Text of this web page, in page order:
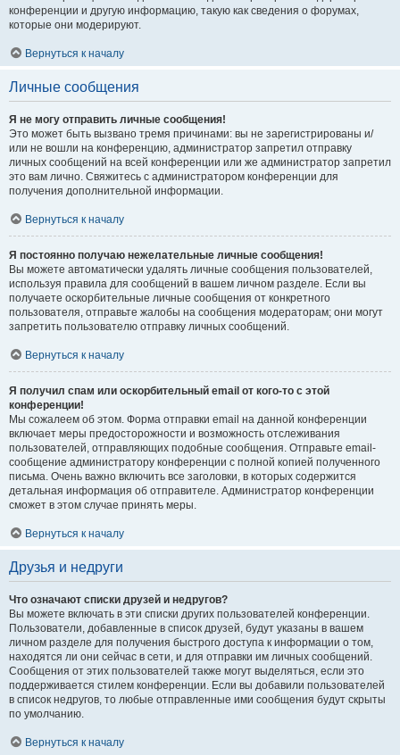
конференции и другую информацию, такую как сведения о форумах,
которые они модерируют.
Вернуться к началу
Личные сообщения
Я не могу отправить личные сообщения!
Это может быть вызвано тремя причинами: вы не зарегистрированы и/
или не вошли на конференцию, администратор запретил отправку
личных сообщений на всей конференции или же администратор запретил
это вам лично. Свяжитесь с администратором конференции для
получения дополнительной информации.
Вернуться к началу
Я постоянно получаю нежелательные личные сообщения!
Вы можете автоматически удалять личные сообщения пользователей,
используя правила для сообщений в вашем личном разделе. Если вы
получаете оскорбительные личные сообщения от конкретного
пользователя, отправьте жалобы на сообщения модераторам; они могут
запретить пользователю отправку личных сообщений.
Вернуться к началу
Я получил спам или оскорбительный email от кого-то с этой
конференции!
Мы сожалеем об этом. Форма отправки email на данной конференции
включает меры предосторожности и возможность отслеживания
пользователей, отправляющих подобные сообщения. Отправьте email-
сообщение администратору конференции с полной копией полученного
письма. Очень важно включить все заголовки, в которых содержится
детальная информация об отправителе. Администратор конференции
сможет в этом случае принять меры.
Вернуться к началу
Друзья и недруги
Что означают списки друзей и недругов?
Вы можете включать в эти списки других пользователей конференции.
Пользователи, добавленные в список друзей, будут указаны в вашем
личном разделе для получения быстрого доступа к информации о том,
находятся ли они сейчас в сети, и для отправки им личных сообщений.
Сообщения от этих пользователей также могут выделяться, если это
поддерживается стилем конференции. Если вы добавили пользователей
в список недругов, то любые отправленные ими сообщения будут скрыты
по умолчанию.
Вернуться к началу